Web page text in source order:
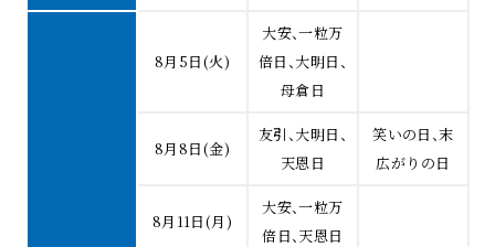
8月5日(火)
大安、一粒万
倍日、大明日、
母倉日
8月8日(金)
友引、大明日、
天恩日
笑いの日、末
広がりの日
8月11日(月)
大安、一粒万
倍日、天恩日